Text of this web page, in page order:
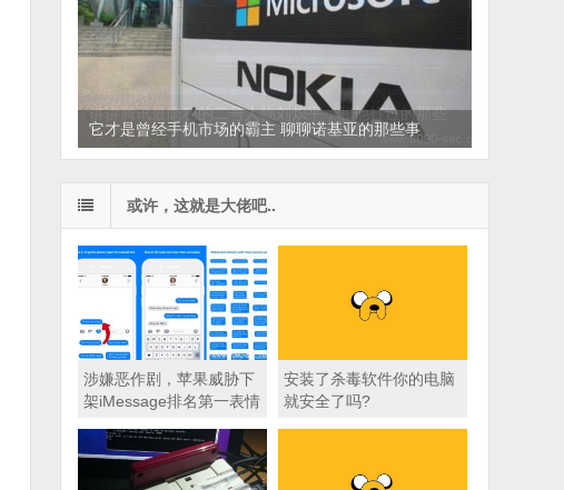
讲讲腾讯最隐秘的二号人物刘炽平，和他打过的那些
仗
或许，这就是大佬吧..
涉嫌恶作剧，苹果威胁下
架iMessage排名第一表情
安装了杀毒软件你的电脑
就安全了吗?